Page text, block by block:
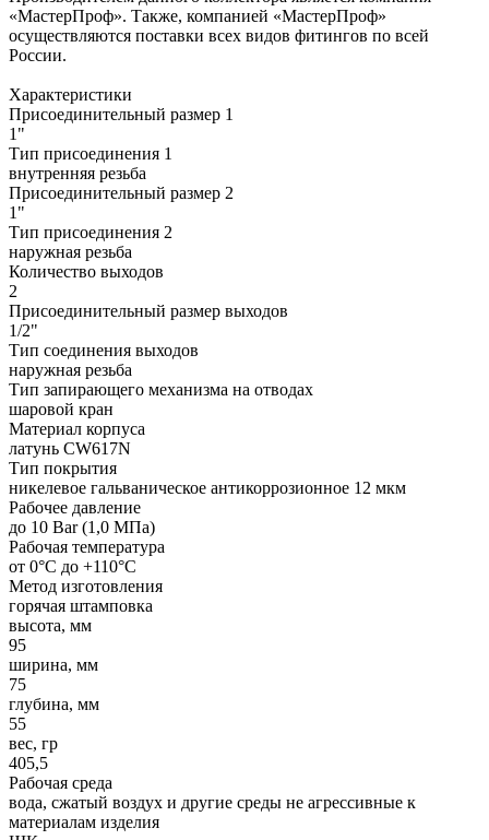
«МастерПроф». Также, компанией «МастерПроф»
осуществляются поставки всех видов фитингов по всей
России.
Характеристики
Присоединительный размер 1
1"
Тип присоединения 1
внутренняя резьба
Присоединительный размер 2
1"
Тип присоединения 2
наружная резьба
Количество выходов
2
Присоединительный размер выходов
1/2"
Тип соединения выходов
наружная резьба
Тип запирающего механизма на отводах
шаровой кран
Материал корпуса
латунь CW617N
Тип покрытия
никелевое гальваническое антикоррозионное 12 мкм
Рабочее давление
до 10 Bar (1,0 МПа)
Рабочая температура
от 0°C до +110°C
Метод изготовления
горячая штамповка
высота, мм
95
ширина, мм
75
глубина, мм
55
вес, гр
405,5
Рабочая среда
вода, сжатый воздух и другие среды не агрессивные к
материалам изделия